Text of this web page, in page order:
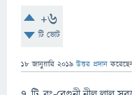
+6
টি ভোট
18 জানুয়ারি 2019 উত্তর প্রদান